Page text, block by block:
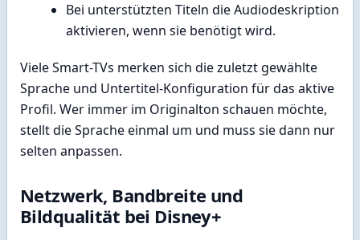
Bei unterstützten Titeln die Audiodeskription
aktivieren, wenn sie benötigt wird.
Viele Smart-TVs merken sich die zuletzt gewählte
Sprache und Untertitel-Konfiguration für das aktive
Profil. Wer immer im Originalton schauen möchte,
stellt die Sprache einmal um und muss sie dann nur
selten anpassen.
Netzwerk, Bandbreite und
Bildqualität bei Disney+